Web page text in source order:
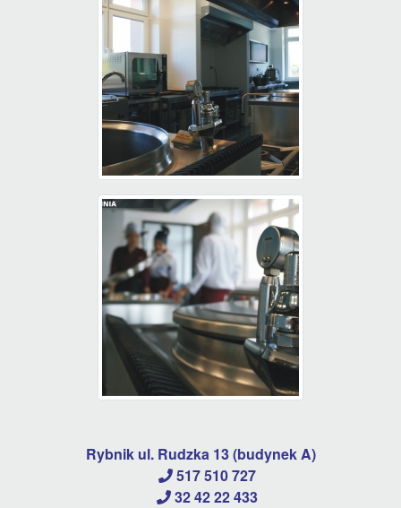
Rybnik ul. Rudzka 13 (budynek A)
517 510 727
32 42 22 433